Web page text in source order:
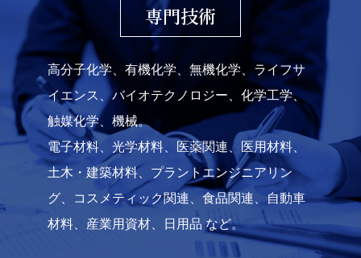
専門技術
高分子化学、有機化学、無機化学、ライフサ
イエンス、バイオテクノロジー、化学工学、
触媒化学、機械。
電子材料、光学材料、医薬関連、医用材料、
土木・建築材料、プラントエンジニアリン
グ、コスメティック関連、食品関連、自動車
材料、産業用資材、日用品 など。